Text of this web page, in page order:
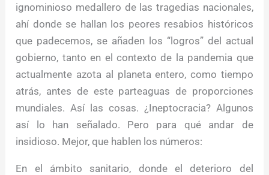
ignominioso medallero de las tragedias nacionales,
ahí donde se hallan los peores resabios históricos
que padecemos, se añaden los “logros” del actual
gobierno, tanto en el contexto de la pandemia que
actualmente azota al planeta entero, como tiempo
atrás, antes de este parteaguas de proporciones
mundiales. Así las cosas. ¿Ineptocracia? Algunos
así lo han señalado. Pero para qué andar de
insidioso. Mejor, que hablen los números:
En el ámbito sanitario, donde el deterioro del